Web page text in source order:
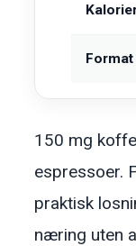
Format
150 mg
espressoer.
praktisk
næring uten